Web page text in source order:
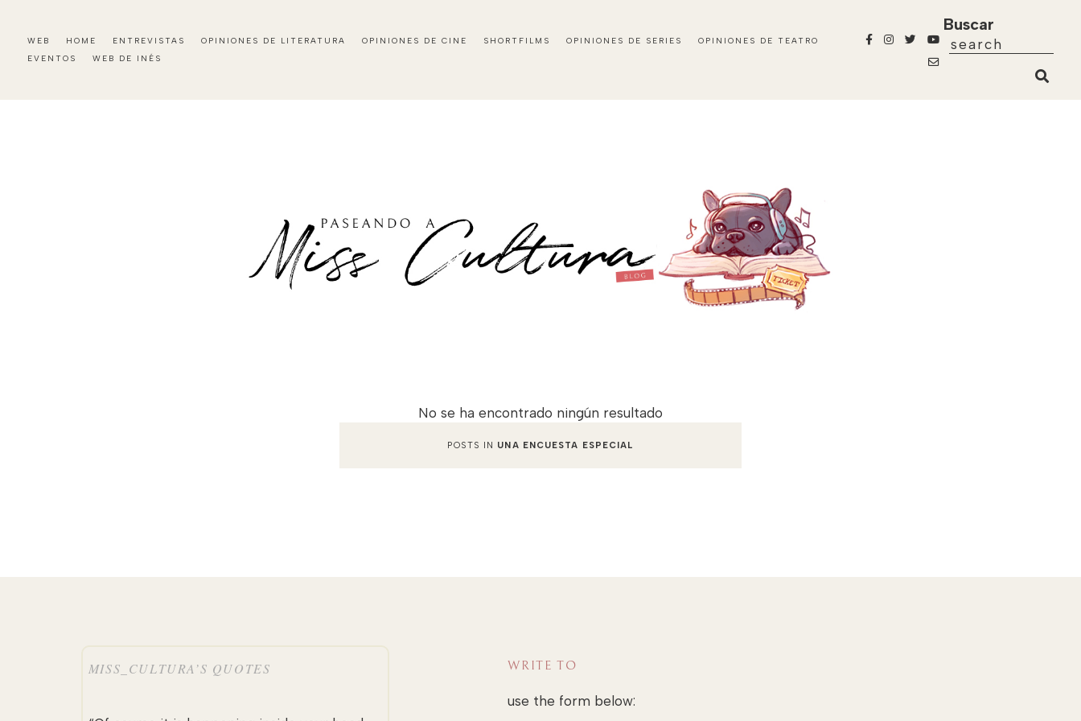
WEB HOME ENTREVISTAS OPINIONES DE LITERATURA OPINIONES DE CINE SHORTFILMS OPINIONES DE SERIES
OPINIONES DE TEATRO
EVENTOS
WEB DE INÉS
Buscar
No se ha encontrado ningún resultado
POSTS IN UNA ENCUESTA ESPECIAL
MISS_CULTURA’S QUOTES WRITE TO
use the form below: